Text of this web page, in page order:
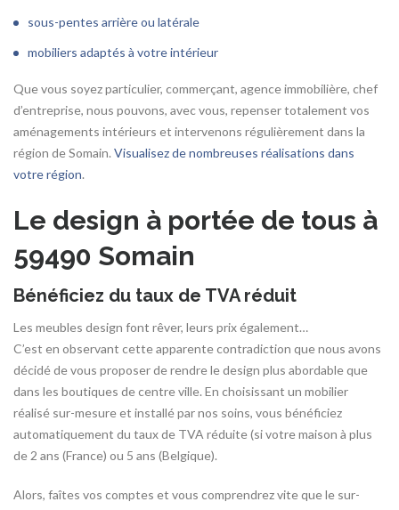
sous-pentes arrière ou latérale
mobiliers adaptés à votre intérieur
Que vous soyez particulier, commerçant, agence immobilière, chef
d’entreprise, nous pouvons, avec vous, repenser totalement vos
aménagements intérieurs et intervenons régulièrement dans la
région de Somain. Visualisez de nombreuses réalisations dans
votre région.
Le design à portée de tous à
59490 Somain
Bénéficiez du taux de TVA réduit
Les meubles design font rêver, leurs prix également…
C’est en observant cette apparente contradiction que nous avons
décidé de vous proposer de rendre le design plus abordable que
dans les boutiques de centre ville. En choisissant un mobilier
réalisé sur-mesure et installé par nos soins, vous bénéficiez
automatiquement du taux de TVA réduite (si votre maison à plus
de 2 ans (France) ou 5 ans (Belgique).
Alors, faîtes vos comptes et vous comprendrez vite que le sur-